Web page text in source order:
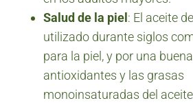
Salud de la piel : El aceite
utilizado durante siglos
para la piel, y por una
antioxidantes y las grasas
monoinsaturadas del